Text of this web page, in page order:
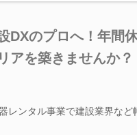
DXのプロへ！年間
アを築きませんか？
レンタル事業で建設業界な